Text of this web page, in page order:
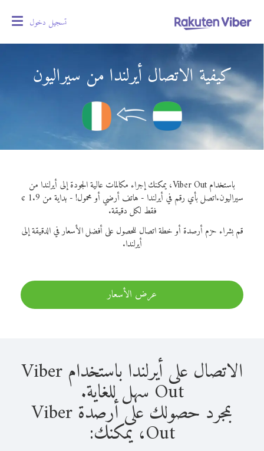
تسجيل دخول
كيفية الاتصال أيرلندا من سيراليون
باستخدام Viber Out، يمكنك إجراء مكالمات عالية الجودة إلى أيرلندا من
سيراليون.
اتصل بأي رقم في أيرلندا - هاتف أرضي أو محمول! - بداية من 1.9 ¢
فقط لكل دقيقة.
قم بشراء حزم أرصدة أو خطة اتصال للحصول على أفضل الأسعار في الدقيقة إلى
أيرلندا.
عرض الأسعار
الاتصال على أيرلندا باستخدام Viber
Out سهل للغاية.
بمجرد حصولك على أرصدة Viber
Out، يمكنك: